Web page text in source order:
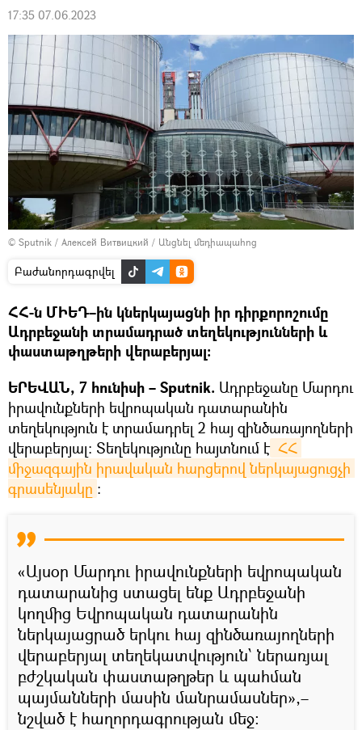
17:35 07.06.2023
© Sputnik / Алексей Витвицкий / Անցնել մեդիապահոց
Բաժանորդագրվել
ՀՀ-ն ՄԻԵԴ–ին կներկայացնի իր դիրքորոշումը
Ադրբեջանի տրամադրած տեղեկությունների և
փաստաթղթերի վերաբերյալ։
ԵՐԵՎԱՆ, 7 հունիսի – Sputnik. Ադրբեջանը Մարդու
իրավունքների եվրոպական դատարանին
տեղեկություն է տրամադրել 2 հայ զինծառայողների
վերաբերյալ։ Տեղեկությունը հայտնում է ՀՀ
միջազգային իրավական հարցերով ներկայացուցչի
գրասենյակը ։
«Այսօր Մարդու իրավունքների եվրոպական
դատարանից ստացել ենք Ադրբեջանի
կողմից Եվրոպական դատարանին
ներկայացրած երկու հայ զինծառայողների
վերաբերյալ տեղեկատվություն՝ ներառյալ
բժշկական փաստաթղթեր և պահման
պայմանների մասին մանրամասներ»,–
նշված է հաղորդագրության մեջ: